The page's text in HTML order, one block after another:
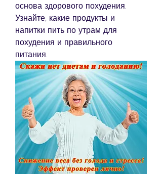
основа здорового похудения.
Узнайте, какие продукты и
напитки пить по утрам для
похудения и правильного
питания.